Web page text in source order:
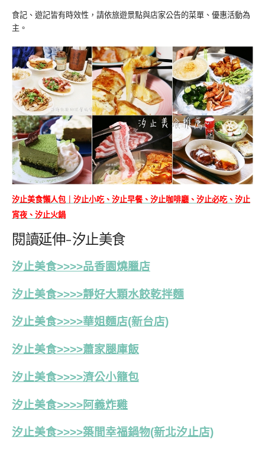
食記、遊記皆有時效性，請依旅遊景點與店家公告的菜單、優惠活動為
主。
汐止美食懶人包｜汐止小吃、汐止早餐、汐止咖啡廳、汐止必吃、汐止
宵夜、汐止火鍋
閱讀延伸-汐止美食
汐止美食>>>>品香園燒臘店
汐止美食>>>>靜好大顆水餃乾拌麵
汐止美食>>>>華姐麵店(新台店)
汐止美食>>>>蕭家腿庫飯
汐止美食>>>>濟公小籠包
汐止美食>>>>阿義炸雞
汐止美食>>>>築間幸福鍋物(新北汐止店)